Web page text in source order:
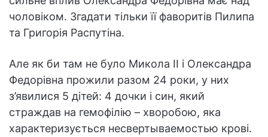
чоловіком. Згадати тільки її фаворитів Пилипа
та Григорія Распутіна.
Але як би там не було Микола II і Олександра
Федорівна прожили разом 24 роки, у них
з’явилися 5 дітей: 4 дочки і син, який
страждав на гемофілію – хворобою, яка
характеризується несвертываемостью крові.